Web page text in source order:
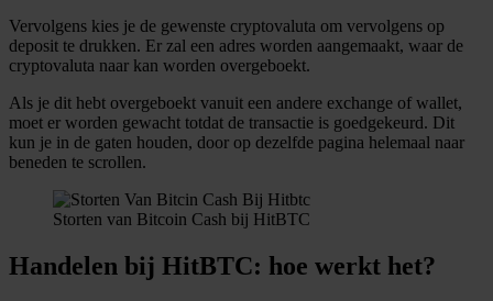
Vervolgens kies je de gewenste cryptovaluta om vervolgens op
deposit te drukken. Er zal een adres worden aangemaakt, waar de
cryptovaluta naar kan worden overgeboekt.
Als je dit hebt overgeboekt vanuit een andere exchange of wallet,
moet er worden gewacht totdat de transactie is goedgekeurd. Dit
kun je in de gaten houden, door op dezelfde pagina helemaal naar
beneden te scrollen.
Storten van Bitcoin Cash bij HitBTC
Handelen bij HitBTC: hoe werkt het?